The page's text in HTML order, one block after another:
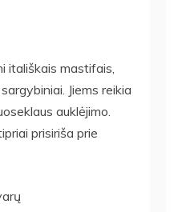
itališkais mastifais,
Jiems reikia
auklėjimo.
prisiriša prie